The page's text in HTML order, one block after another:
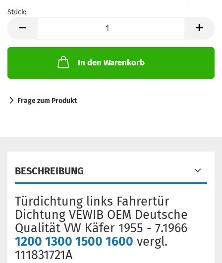
Stück:
In den Warenkorb
Frage zum Produkt
BESCHREIBUNG
Türdichtung links Fahrertür
Dichtung VEWIB OEM Deutsche
Qualität VW Käfer 1955 - 7.1966
1200 1300 1500 1600 vergl.
111831721A